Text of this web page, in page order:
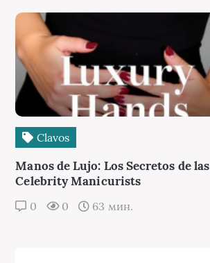
Сlavos
Manos de Lujo: Los Secretos de las
Celebrity Manicurists
0 0 63 мин.